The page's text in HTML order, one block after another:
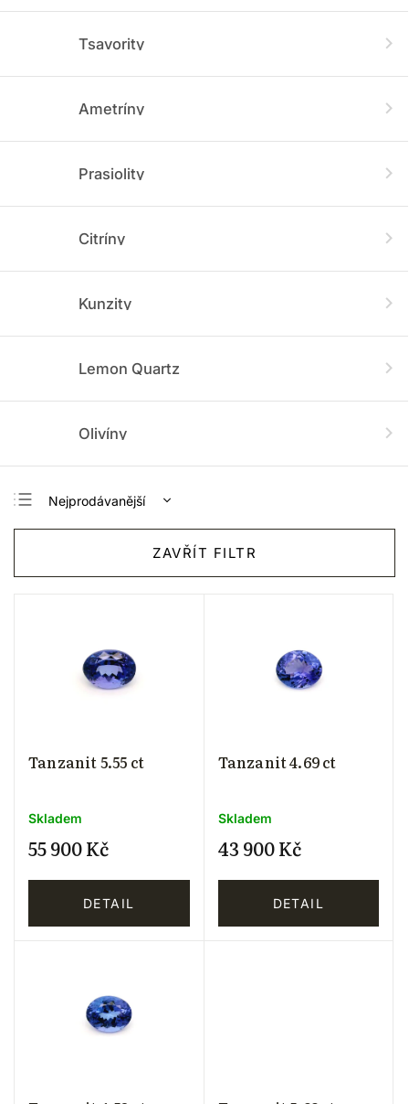
Tsavority
Ametríny
Prasiolity
Citríny
Kunzity
Lemon Quartz
Olivíny
Nejprodávanější
Nejlevnější
ZAVŘÍT FILTR
Tanzanit 5.55 ct
Skladem
55 900 Kč
DETAIL
Tanzanit 4.69 ct
Skladem
43 900 Kč
DETAIL